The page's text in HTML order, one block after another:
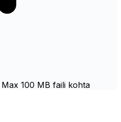
100 MB faili kohta